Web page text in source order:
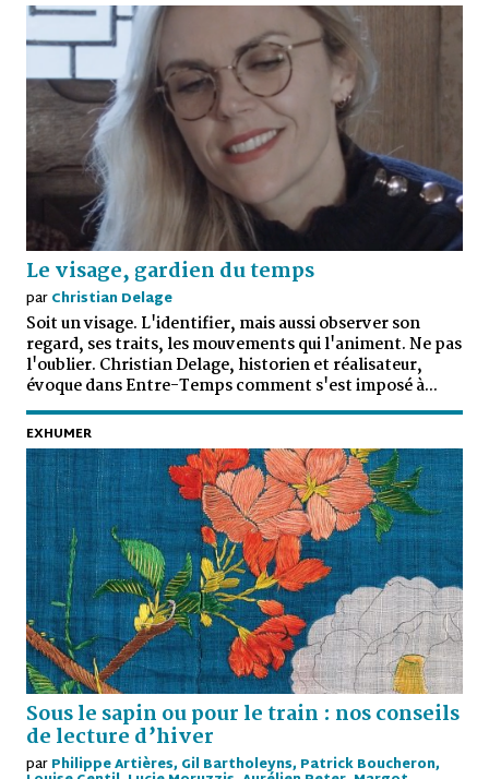
Le visage, gardien du temps
parChristian Delage
Soit un visage. L'identifier, mais aussi observer son
regard, ses traits, les mouvements qui l'animent. Ne pas
l'oublier. Christian Delage, historien et réalisateur,
évoque dans Entre-Temps comment s'est imposé à...
EXHUMER
Sous le sapin ou pour le train : nos conseils
de lecture d’hiver
parPhilippe Artières, Gil Bartholeyns, Patrick Boucheron,